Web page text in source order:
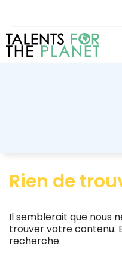
Rien de
Il semblerait que nous
trouver votre contenu.
recherche.